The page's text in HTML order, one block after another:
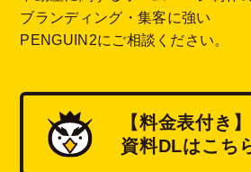
ブランディング・集客に強い
PENGUIN2にご相談ください。
【料金表付き】
資料DLはこち